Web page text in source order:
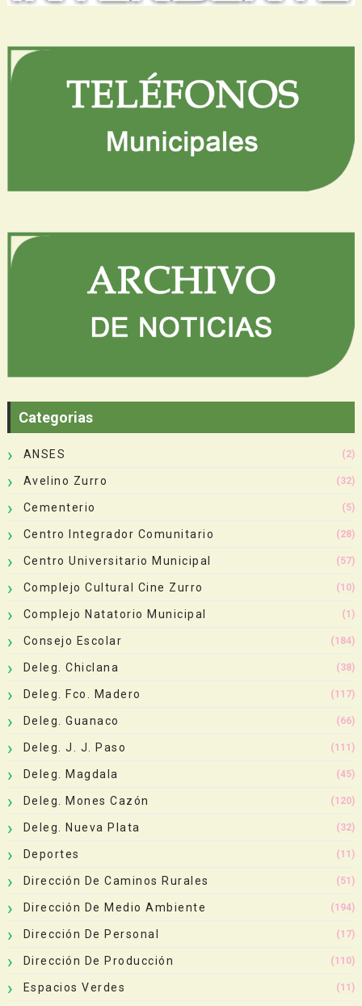
Categorias
ANSES (2)
Avelino Zurro (32)
Cementerio (5)
Centro Integrador Comunitario (28)
Centro Universitario Municipal (57)
Complejo Cultural Cine Zurro (10)
Complejo Natatorio Municipal (1)
Consejo Escolar (184)
Deleg. Chiclana (38)
Deleg. Fco. Madero (117)
Deleg. Guanaco (66)
Deleg. J. J. Paso (111)
Deleg. Magdala (45)
Deleg. Mones Cazón (120)
Deleg. Nueva Plata (32)
Deportes (11)
Dirección De Caminos Rurales (51)
Dirección De Medio Ambiente (194)
Dirección De Personal (17)
Dirección De Producción (110)
Espacios Verdes (11)